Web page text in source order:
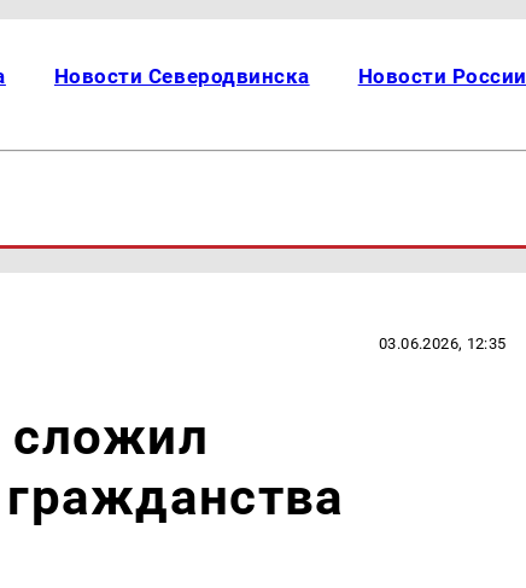
Новости Северодвинска Новости России
03.06.2026, 12:35
сложил